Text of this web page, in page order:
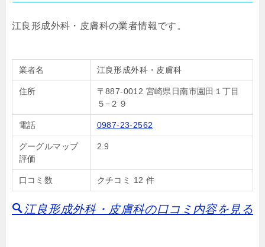
江良形成外科・皮膚科の業者情報です。
業者名 江良形成外科・皮膚科
住所
〒887-0012 宮崎県日南市園田１丁目
５−２９
電話 0987-23-2562
グーグルマップ
評価
2.9
口コミ数 クチコミ 12 件
江良形成外科・皮膚科の口コミ内容を見る